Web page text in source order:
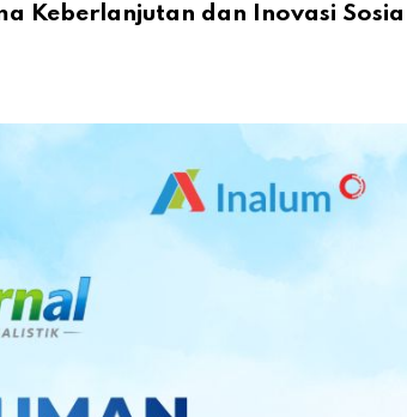
Keberlanjutan dan Inovasi